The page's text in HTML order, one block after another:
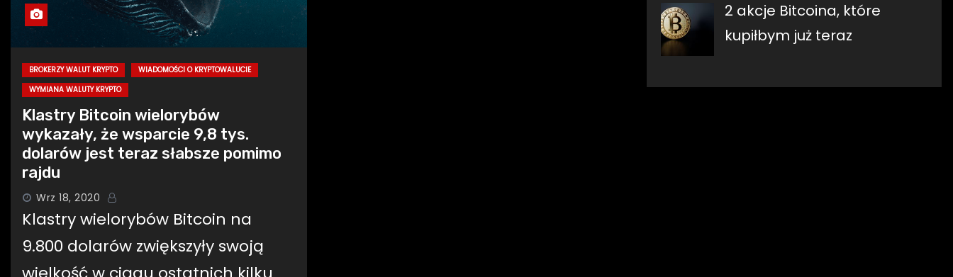
BROKERZY WALUT KRYPTO
WIADOMOŚCI O KRYPTOWALUCIE
WYMIANA WALUTY KRYPTO
Klastry Bitcoin wielorybów
wykazały, że wsparcie 9,8 tys.
dolarów jest teraz słabsze pomimo
rajdu
Wrz 18, 2020
Klastry wielorybów Bitcoin na
9.800 dolarów zwiększyły swoją
2 akcje Bitcoina, które
kupiłbym już teraz